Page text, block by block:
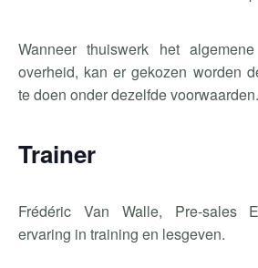
Wanneer thuiswerk het
overheid, kan er gekozen worden
te doen onder dezelfde voorwaarden.
Trainer
Frédéric Van Walle, Pre-sales
ervaring in training en lesgeven.